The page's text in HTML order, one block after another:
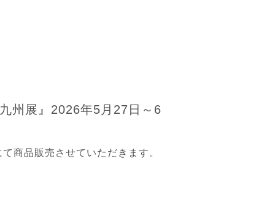
展』2026年5月27日～6
商品販売させていただきます。